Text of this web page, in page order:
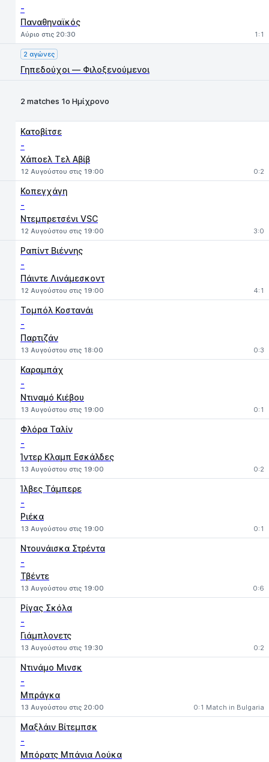
-
Παναθηναϊκός
Αύριο στις 20:30 1:1
2 αγώνες
Γηπεδούχοι — Φιλοξενούμενοι
2 matches 1ο Ημίχρονο
Κατοβίτσε
-
Χάποελ Τελ Αβίβ
12 Αυγούστου στις 19:00 0:2
Κοπεγχάγη
-
Ντεμπρετσένι VSC
12 Αυγούστου στις 19:00 3:0
Ραπίντ Βιέννης
-
Πάιντε Λινάμεσκοντ
12 Αυγούστου στις 19:00 4:1
Τομπόλ Κοστανάι
-
Παρτιζάν
13 Αυγούστου στις 18:00 0:3
Καραμπάχ
-
Ντιναμό Κιέβου
13 Αυγούστου στις 19:00 0:1
Φλόρα Ταλίν
-
Ίντερ Κλαμπ Εσκάλδες
13 Αυγούστου στις 19:00 0:2
Ίλβες Τάμπερε
-
Ριέκα
13 Αυγούστου στις 19:00 0:1
Ντουνάισκα Στρέντα
-
Τβέντε
13 Αυγούστου στις 19:00 0:6
Ρίγας Σκόλα
-
Γιάμπλονετς
13 Αυγούστου στις 19:30 0:2
Ντινάμο Μινσκ
-
Μπράγκα
13 Αυγούστου στις 20:00 0:1 Match in Bulgaria
Μαξλάιν Βίτεμπσκ
-
Μπόρατς Μπάνια Λούκα